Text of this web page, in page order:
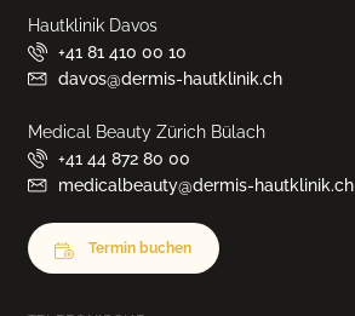
Hautklinik Davos
+41 81 410 00 10
davos@dermis-hautklinik.ch
Medical Beauty Zürich Bülach
+41 44 872 80 00
medicalbeauty@dermis-hautklinik.ch
Termin buchen